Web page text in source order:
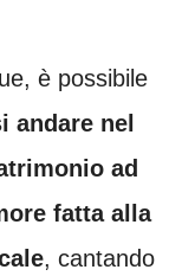
è possibile
andare nel
ad
fatta alla
, cantando